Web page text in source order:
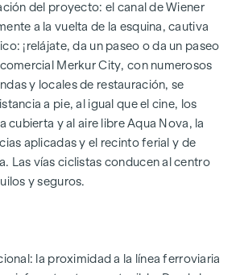
un valor de hasta 12 500 €) y un
pulgadas. Detalles y condiciones en:
bellavita
radiante de bajo consumo
calefacción urbana
en el tejado para la generación
elevables
del proyecto: el canal de Wiener
a la vuelta de la esquina, cautiva
¡relájate, da un paseo o da un paseo
Merkur City, con numerosos
y locales de restauración, se
a pie, al igual que el cine, los
cubierta y al aire libre Aqua Nova, la
aplicadas y el recinto ferial y de
Las vías ciclistas conducen al centro
y seguros.
la proximidad a la línea ferroviaria